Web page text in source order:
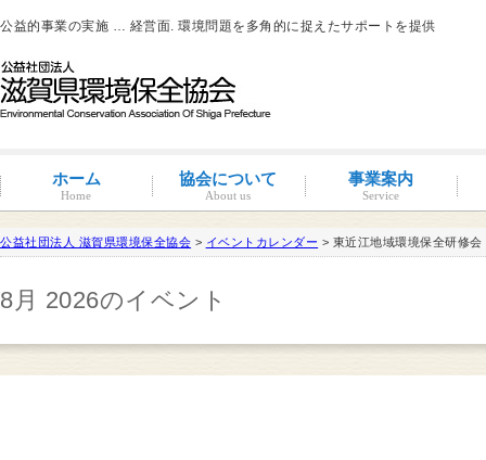
公益的事業の実施 … 経営面. 環境問題を多角的に捉えたサポートを提供
ホーム
Home
協会について
About us
概要と沿革
組織図・役員紹介
情報公開
コンプライアンス
事業案内
Service
コンプライアンス支援
地域連携事業
環境負荷低減活動支援
環境経営の支援
事業サポート
水処理分科会
派遣事業
水質
大気
土壌汚染
産業廃棄物
騒音・振動・悪臭防止
省エネルギー
ISO14001
その他
滋賀県条例関係
有機物分解装置
自動手洗い乾燥装置
新クリラック処理
会員一覧
入会案内
会員の特典
公益社団法人 滋賀県環境保全協会 > イベントカレンダー > 東近江地域環境保全研修会
8月 2026のイベント